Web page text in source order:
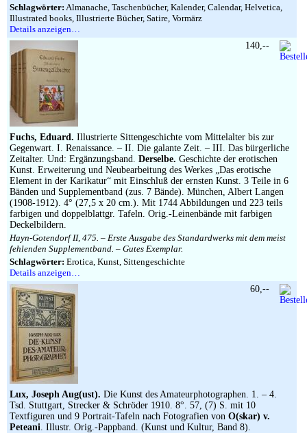
Schlagwörter: Almanache, Taschenbücher, Kalender, Calendar, Helvetica,
Illustrated books, Illustrierte Bücher, Satire, Vormärz
Details anzeigen…
Fuchs, Eduard. Illustrierte Sittengeschichte vom Mittelalter bis zur
Gegenwart. I. Renaissance. – II. Die galante Zeit. – III. Das bürgerliche
Zeitalter. Und: Ergänzungsband. Derselbe. Geschichte der erotischen
Kunst. Erweiterung und Neubearbeitung des Werkes „Das erotische
Element in der Karikatur“ mit Einschluß der ernsten Kunst. 3 Teile in 6
Bänden und Supplementband (zus. 7 Bände). München, Albert Langen
(1908-1912). 4° (27,5 x 20 cm.). Mit 1744 Abbildungen und 223 teils
farbigen und doppelblattgr. Tafeln. Orig.-Leinenbände mit farbigen
Deckelbildern.
Hayn-Gotendorf II, 475. – Erste Ausgabe des Standardwerks mit dem meist
fehlenden Supplementband. – Gutes Exemplar.
Schlagwörter: Erotica, Kunst, Sittengeschichte
Details anzeigen…
140,--
Lux, Joseph Aug(ust). Die Kunst des Amateurphotographen. 1. – 4.
Tsd. Stuttgart, Strecker & Schröder 1910. 8°. 57, (7) S. mit 10
Textfiguren und 9 Portrait-Tafeln nach Fotografien von O(skar) v.
Peteani. Illustr. Orig.-Pappband. (Kunst und Kultur, Band 8).
60,--